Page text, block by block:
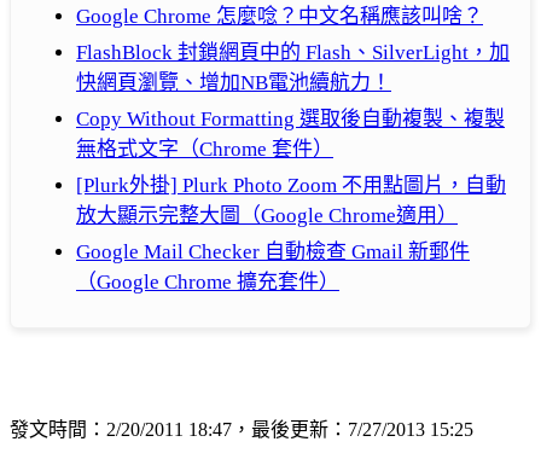
Google Chrome 怎麼唸？中文名稱應該叫啥？
FlashBlock 封鎖網頁中的 Flash、SilverLight，加
快網頁瀏覽、增加NB電池續航力！
Copy Without Formatting 選取後自動複製、複製
無格式文字（Chrome 套件）
[Plurk外掛] Plurk Photo Zoom 不用點圖片，自動
放大顯示完整大圖（Google Chrome適用）
Google Mail Checker 自動檢查 Gmail 新郵件
（Google Chrome 擴充套件）
發文時間：2/20/2011 18:47，最後更新：7/27/2013 15:25